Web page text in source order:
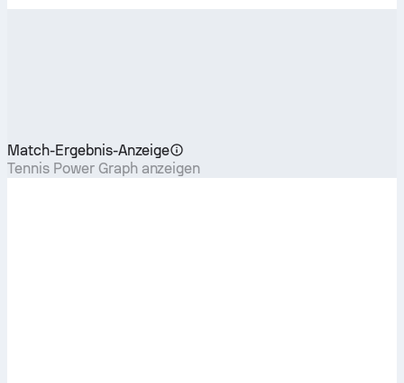
Match-Ergebnis-Anzeige
Tennis Power Graph anzeigen